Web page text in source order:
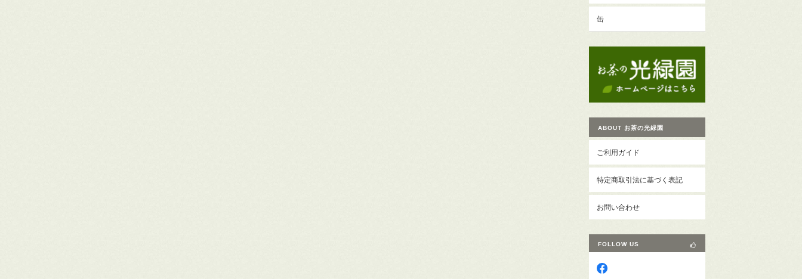
缶
ABOUT お茶の光緑園
ご利用ガイド
特定商取引法に基づく表記
お問い合わせ
FOLLOW US